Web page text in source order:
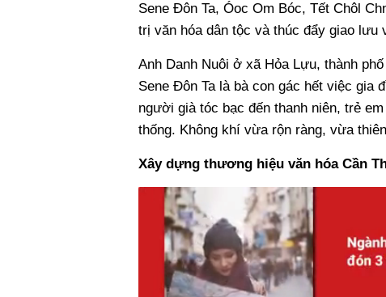
Sene Đôn Ta, Óoc Om Bóc, Tết Chôl
trị văn hóa dân tộc và thúc đẩy giao lưu
Anh Danh Nuôi ở xã Hỏa Lựu, thành
Sene Đôn Ta là bà con gác hết việc gia
người già tóc bạc đến thanh niên, trẻ
thống. Không khí vừa rộn ràng, vừa
Xây dựng thương hiệu văn hóa Cần